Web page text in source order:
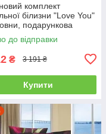
комплект
білизни "Love You"
подарункова
полуторний
до відправки
₴ 3 191 ₴
Купити